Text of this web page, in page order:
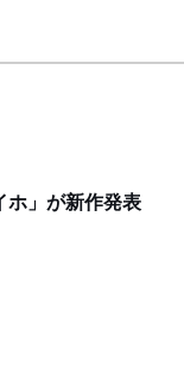
ホ」が新作発表